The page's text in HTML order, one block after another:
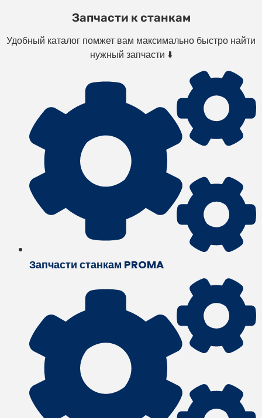
Запчасти к станкам
Удобный каталог помжет вам максимально быстро найти
нужный запчасти ⬇️
Запчасти станкам PROMA